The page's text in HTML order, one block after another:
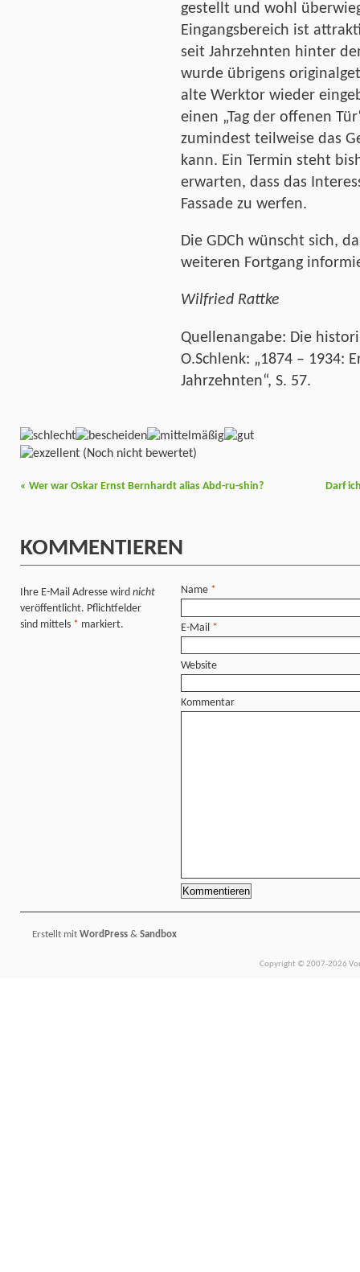
gestellt und wohl
Eingangsbereich ist
seit Jahrzehnten hinter
wurde übrigens
alte Werktor wieder
einen „Tag der offenen
zumindest teilweise das
kann. Ein Termin steht
erwarten, dass das
Fassade zu werfen.
Die GDCh wünscht sich,
weiteren Fortgang
Wilfried Rattke
Quellenangabe: Die
O.Schlenk: „1874 – 1934:
Jahrzehnten“, S. 57.
(Noch nicht bewertet)
« Wer war Oskar Ernst Bernhardt alias Abd-ru-shin? Darf
KOMMENTIEREN
Ihre E-Mail Adresse wird nicht
veröffentlicht. Pflichtfelder
sind mittels * markiert.
Name *
E-Mail *
Website
Kommentar
Erstellt mit WordPress & Sandbox
Copyright © 2007-2026